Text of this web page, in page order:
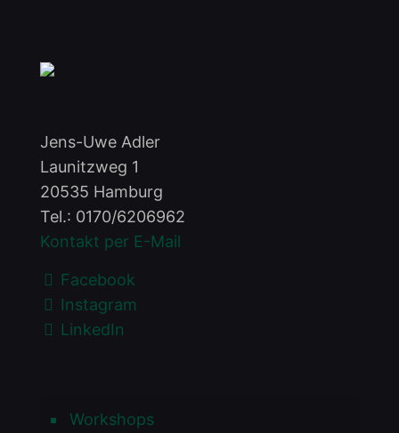
Jens-Uwe Adler
Launitzweg 1
20535 Hamburg
Tel.: 0170/6206962
Kontakt per E-Mail
Facebook
Instagram
LinkedIn
Workshops